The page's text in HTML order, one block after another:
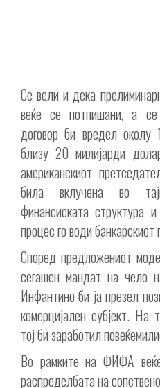
Се вели и дека
веќе се потпишани, а
договор би вредел
близу 20 милијарди
американскиот
била вклучена во
финансиската структура
процес го води
Според предложениот
сегашен мандат на
Инфантино би ја презел
комерцијален субјект. На
тој би заработил
Во рамките на ФИФА
распределбата на